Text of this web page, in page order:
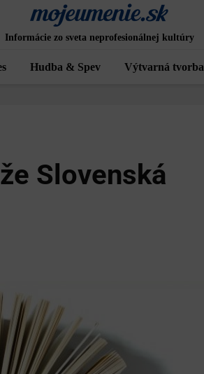
Informácie zo sveta neprofesionálnej kultúry
Hudba & Spev Výtvarná tvorba
Slovenská